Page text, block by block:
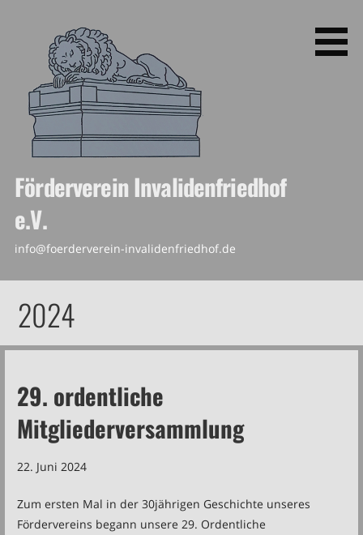
Förderverein Invalidenfriedhof
e.V.
info@foerderverein-invalidenfriedhof.de
2024
29. ordentliche
Mitgliederversammlung
22. Juni 2024
Zum ersten Mal in der 30jährigen Geschichte unseres
Fördervereins begann unsere 29. Ordentliche